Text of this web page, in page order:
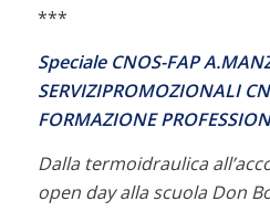
***
Speciale CNOS-FAP
SERVIZIPROMOZIONALI
FORMAZIONE
Dalla termoidraulica
open day alla scuola Don